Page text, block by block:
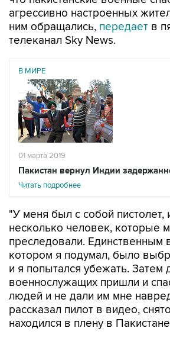
агрессивно настроенных
ним обращались, передает в
телеканал Sky News.
В МИРЕ
01 марта 2019
Пакистан вернул Индии
Читать подробнее
"У меня был с собой пистолет,
несколько человек, которые
преследовали. Единственным
котором я подумал, было
и я попытался убежать. Затем
военнослужащих пришли и
людей и не дали им мне
рассказал пилот в видео,
находился в плену в